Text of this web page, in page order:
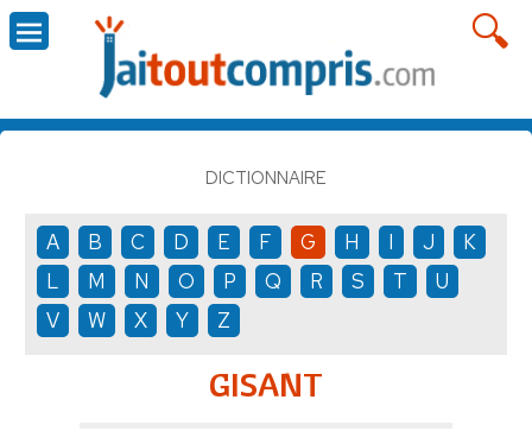
DICTIONNAIRE
A B C D E F G H I J
K
L
M N O P Q R S T
U
V
W X Y Z
GISANT